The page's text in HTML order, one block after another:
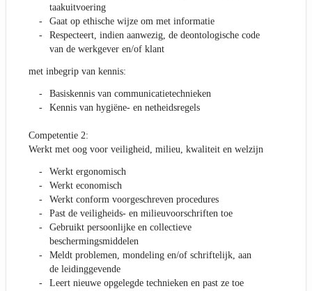
taakuitvoering
Gaat op ethische wijze om met informatie
Respecteert, indien aanwezig, de deontologische code
van de werkgever en/of klant
met inbegrip van kennis:
Basiskennis van communicatietechnieken
Kennis van hygiëne- en netheidsregels
Competentie 2:
Werkt met oog voor veiligheid, milieu, kwaliteit en welzijn
Werkt ergonomisch
Werkt economisch
Werkt conform voorgeschreven procedures
Past de veiligheids- en milieuvoorschriften toe
Gebruikt persoonlijke en collectieve
beschermingsmiddelen
Meldt problemen, mondeling en/of schriftelijk, aan
de leidinggevende
Leert nieuwe opgelegde technieken en past ze toe